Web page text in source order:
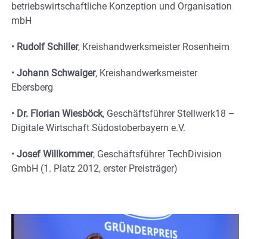
betriebswirtschaftliche Konzeption und Organisation
mbH
• Rudolf Schiller, Kreishandwerksmeister Rosenheim
• Johann Schwaiger, Kreishandwerksmeister
Ebersberg
• Dr. Florian Wiesböck, Geschäftsführer Stellwerk18 –
Digitale Wirtschaft Südostoberbayern e.V.
• Josef Willkommer, Geschäftsführer TechDivision
GmbH (1. Platz 2012, erster Preisträger)